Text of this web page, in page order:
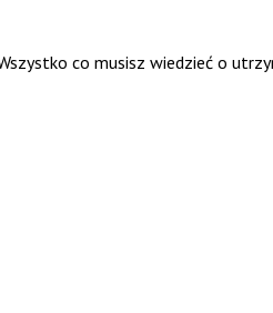
co musisz wiedzieć o